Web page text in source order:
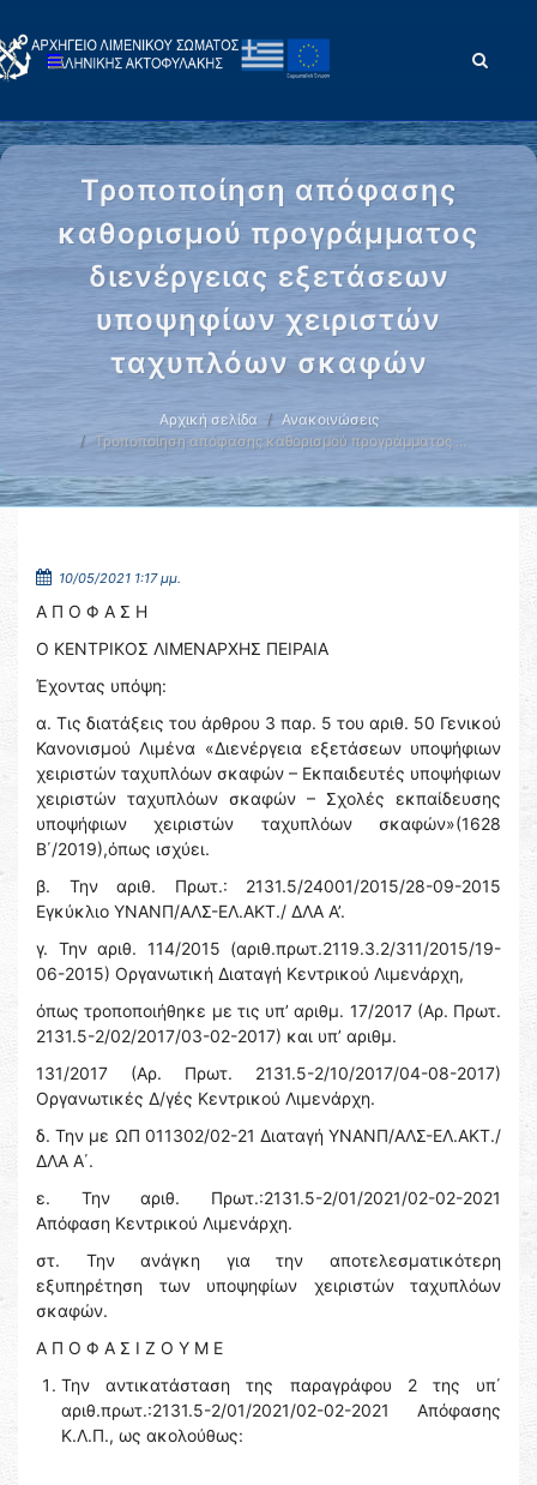
Τροποποίηση απόφασης
καθορισμού προγράμματος
διενέργειας εξετάσεων
υποψηφίων χειριστών
ταχυπλόων σκαφών
Αρχική σελίδα
Ανακοινώσεις
Τροποποίηση απόφασης καθορισμού προγράμματος …
10/05/2021 1:17 μμ.
Α Π Ο Φ Α Σ Η
Ο ΚΕΝΤΡΙΚΟΣ ΛΙΜΕΝΑΡΧΗΣ ΠΕΙΡΑΙΑ
Έχοντας υπόψη:
α. Τις διατάξεις του άρθρου 3 παρ. 5 του αριθ. 50 Γενικού
Κανονισμού Λιμένα «Διενέργεια εξετάσεων υποψήφιων
χειριστών ταχυπλόων σκαφών – Εκπαιδευτές υποψήφιων
χειριστών ταχυπλόων σκαφών – Σχολές εκπαίδευσης
υποψήφιων χειριστών ταχυπλόων σκαφών»(1628
Β΄/2019),όπως ισχύει.
β. Την αριθ. Πρωτ.: 2131.5/24001/2015/28-09-2015
Εγκύκλιο ΥΝΑΝΠ/ΑΛΣ-ΕΛ.ΑΚΤ./ ΔΛΑ Α’.
γ. Την αριθ. 114/2015 (αριθ.πρωτ.2119.3.2/311/2015/19-
06-2015) Οργανωτική Διαταγή Κεντρικού Λιμενάρχη,
όπως τροποποιήθηκε με τις υπ’ αριθμ. 17/2017 (Αρ. Πρωτ.
2131.5-2/02/2017/03-02-2017) και υπ’ αριθμ.
131/2017 (Αρ. Πρωτ. 2131.5-2/10/2017/04-08-2017)
Οργανωτικές Δ/γές Κεντρικού Λιμενάρχη.
δ. Την με ΩΠ 011302/02-21 Διαταγή ΥΝΑΝΠ/ΑΛΣ-ΕΛ.ΑΚΤ./
ΔΛΑ Α΄.
ε. Την αριθ. Πρωτ.:2131.5-2/01/2021/02-02-2021
Απόφαση Κεντρικού Λιμενάρχη.
στ. Την ανάγκη για την αποτελεσματικότερη
εξυπηρέτηση των υποψηφίων χειριστών ταχυπλόων
σκαφών.
Α Π Ο Φ Α Σ Ι Ζ Ο Υ Μ Ε
Την αντικατάσταση της παραγράφου 2 της υπ΄
αριθ.πρωτ.:2131.5-2/01/2021/02-02-2021 Απόφασης
Κ.Λ.Π., ως ακολούθως: